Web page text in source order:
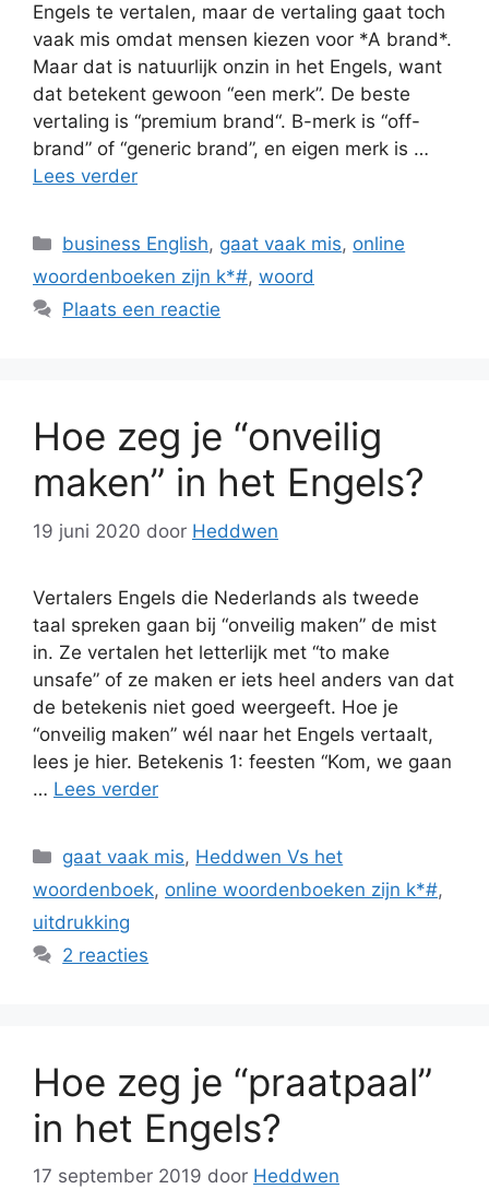
Engels te vertalen, maar de vertaling gaat toch
vaak mis omdat mensen kiezen voor *A brand*.
Maar dat is natuurlijk onzin in het Engels, want
dat betekent gewoon “een merk”. De beste
vertaling is “premium brand“. B-merk is “off-
brand” of “generic brand”, en eigen merk is …
Lees verder
Categorieën
business English, gaat vaak mis, online
woordenboeken zijn k*#, woord
Plaats een reactie
Hoe zeg je “onveilig
maken” in het Engels?
19 juni 2020 door Heddwen
Vertalers Engels die Nederlands als tweede
taal spreken gaan bij “onveilig maken” de mist
in. Ze vertalen het letterlijk met “to make
unsafe” of ze maken er iets heel anders van dat
de betekenis niet goed weergeeft. Hoe je
“onveilig maken” wél naar het Engels vertaalt,
lees je hier. Betekenis 1: feesten “Kom, we gaan
… Lees verder
Categorieën
gaat vaak mis, Heddwen Vs het
woordenboek, online woordenboeken zijn k*#,
uitdrukking
2 reacties
Hoe zeg je “praatpaal”
in het Engels?
17 september 2019 door Heddwen